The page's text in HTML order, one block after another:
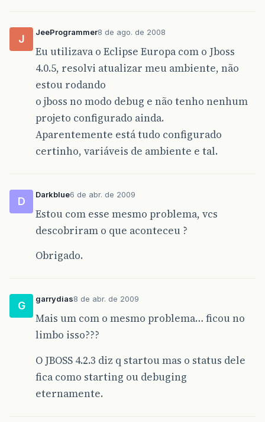
J
JeeProgrammer8 de ago. de 2008
Eu utilizava o Eclipse Europa com o Jboss
4.0.5, resolvi atualizar meu ambiente, não
estou rodando
o jboss no modo debug e não tenho nenhum
projeto configurado ainda.
Aparentemente está tudo configurado
certinho, variáveis de ambiente e tal.
D
Darkblue6 de abr. de 2009
Estou com esse mesmo problema, vcs
descobriram o que aconteceu ?
Obrigado.
G
garrydias8 de abr. de 2009
Mais um com o mesmo problema… ficou no
limbo isso???
O JBOSS 4.2.3 diz q startou mas o status dele
fica como starting ou debuging
eternamente.